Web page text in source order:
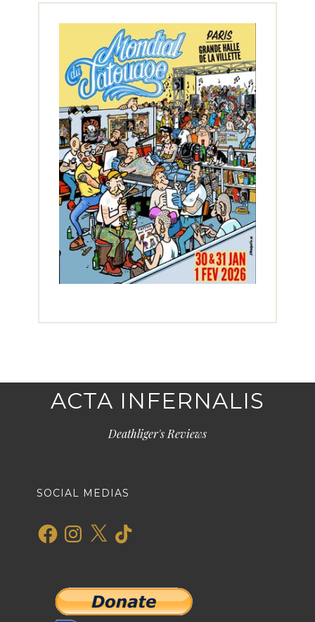
ACTA INFERNALIS
Deathliger's Reviews
SOCIAL MEDIAS
FacebookInstagram
X TikTok